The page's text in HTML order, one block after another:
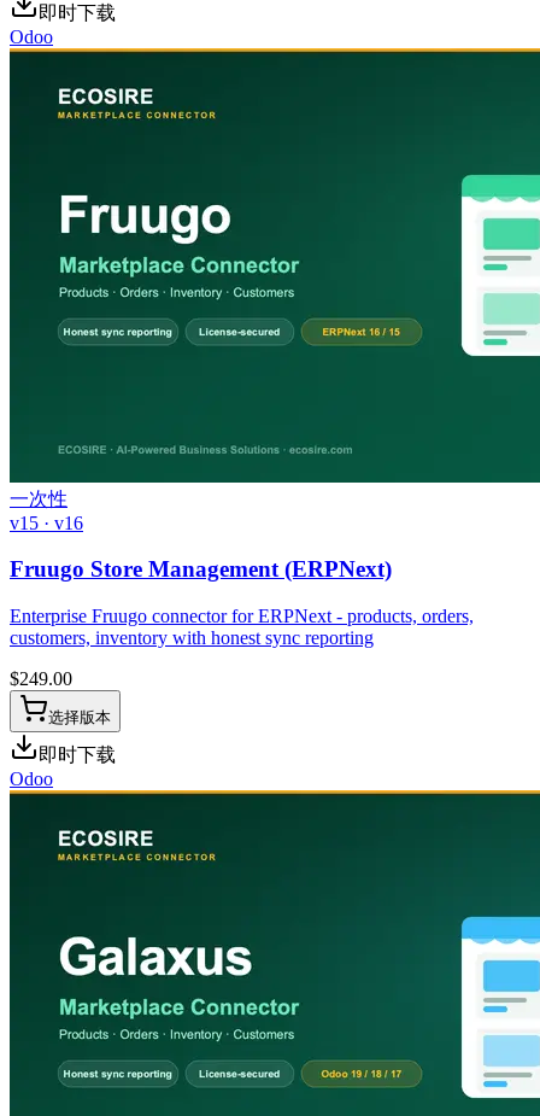
即时下载
Odoo
一次性
v15 · v16
Fruugo Store Management (ERPNext)
Enterprise Fruugo connector for ERPNext - products, orders,
customers, inventory with honest sync reporting
$249.00
选择版本
即时下载
Odoo